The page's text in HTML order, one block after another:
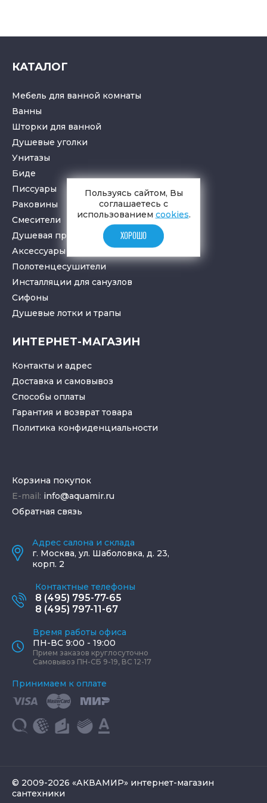
КАТАЛОГ
Мебель для ванной комнаты
Ванны
Шторки для ванной
Душевые уголки
Унитазы
Биде
Писсуары
Раковины
Смесители
Душевая программа
Аксессуары в ванную
Полотенцесушители
Инсталляции для санузлов
Cифоны
Душевые лотки и трапы
ИНТЕРНЕТ-МАГАЗИН
Контакты и адрес
Доставка и самовывоз
Способы оплаты
Гарантия и возврат товара
Политика конфиденциальности
Корзина покупок
E-mail: info@aquamir.ru
Обратная связь
Адрес салона и склада
г. Москва, ул. Шаболовка, д. 23,
корп. 2
Контактные телефоны
8 (495) 795-77-65
8 (495) 797-11-67
Время работы офиса
ПН-ВС 9:00 - 19:00
Прием заказов круглосуточно
Самовывоз ПН-СБ 9-19, ВС 12-17
Принимаем к оплате
© 2009-2026 «АКВАМИР» интернет-магазин
сантехники
Пользуясь сайтом, Вы
соглашаетесь с
использованием cookies.
ХОРОШО